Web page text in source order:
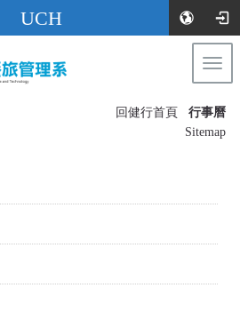
UCH
回健行首頁
行事曆
Sitemap